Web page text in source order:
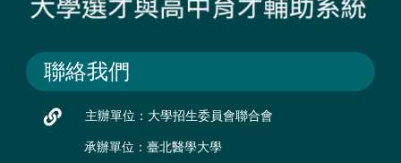
聯絡我們
主辦單位：大學招生委員會聯合會
承辦單位：臺北醫學大學